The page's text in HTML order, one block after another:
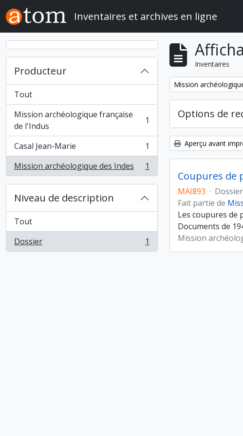
Skip to main content
Inventaires et archives en ligne
Producteur
Tout
Mission archéologique française
de l'Indus
, 1 résultats 1
Casal Jean-Marie
, 1 résultats
1
Mission archéologique des Indes
, 1 résultats 1
Niveau de description
Tout
Dossier
, 1 résultats 1
Inventaires
Remove filter:
Mission
Options de
Aperçu avant
Coupures de
MAI893 · Dossier
Fait partie de
Les coupures de
Documents de
Mission